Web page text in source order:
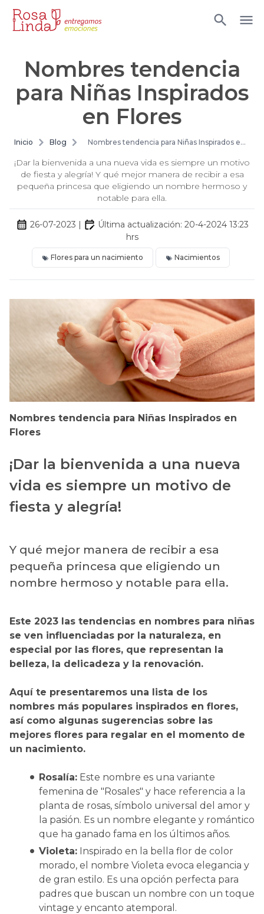
Nombres tendencia
para Niñas Inspirados
en Flores
Inicio Blog
Nombres tendencia para Niñas Inspirados en
¡Dar la bienvenida a una nueva vida es siempre un motivo
de fiesta y alegría! Y qué mejor manera de recibir a esa
pequeña princesa que eligiendo un nombre hermoso y
notable para ella.
26-07-2023 | Última actualización: 20-4-2024 13:23
hrs
Flores para un nacimiento Nacimientos
Nombres tendencia para Niñas Inspirados en
Flores
¡Dar la bienvenida a una nueva
vida es siempre un motivo de
fiesta y alegría!
Y qué mejor manera de recibir a esa
pequeña princesa que eligiendo un
nombre hermoso y notable para ella.
Este 2023 las tendencias en nombres para niñas
se ven influenciadas por la naturaleza, en
especial por las flores, que representan la
belleza, la delicadeza y la renovación.
Aquí te presentaremos una lista de los
nombres más populares inspirados en flores,
así como algunas sugerencias sobre las
mejores flores para regalar en el momento de
un nacimiento.
Rosalía: Este nombre es una variante
femenina de "Rosales" y hace referencia a la
planta de rosas, símbolo universal del amor y
la pasión. Es un nombre elegante y romántico
que ha ganado fama en los últimos años.
Violeta: Inspirado en la bella flor de color
morado, el nombre Violeta evoca elegancia y
de gran estilo. Es una opción perfecta para
padres que buscan un nombre con un toque
vintage y encanto atemporal.